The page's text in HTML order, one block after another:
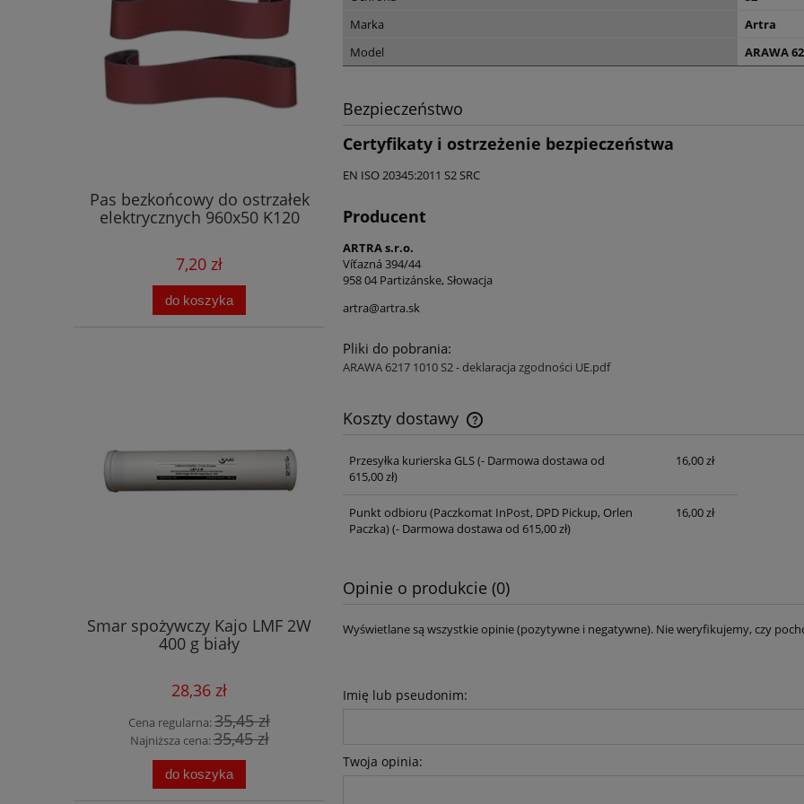
Pas bezkońcowy do ostrzałek
elektrycznych 960x50 K120
7,20 zł
do koszyka
Smar spożywczy Kajo LMF 2W
400 g biały
28,36 zł
Cena regularna:35,45 zł
Najniższa cena:35,45 zł
do koszyka
Marka
Artra
Model
ARAWA
Bezpieczeństwo
Certyfikaty i ostrzeżenie bezpieczeństwa
EN ISO 20345:2011 S2 SRC
Producent
ARTRA s.r.o.
Víťazná 394/44
958 04 Partizánske, Słowacja
artra@artra.sk
Pliki do pobrania:
ARAWA 6217 1010 S2 - deklaracja zgodności UE.pdf
Koszty dostawy
Cena nie zawiera ewentualnych kosztów
Przesyłka kurierska GLS(- Darmowa dostawa od
615,00 zł)
16,00 zł
Punkt odbioru (Paczkomat InPost, DPD Pickup, Orlen
Paczka)(- Darmowa dostawa od 615,00 zł)
16,00 zł
Opinie o produkcie (0)
Wyświetlane są wszystkie opinie (pozytywne i negatywne). Nie weryfikujemy, czy
Imię lub pseudonim:
Twoja opinia: